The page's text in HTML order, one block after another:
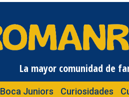
La mayor comunidad de
Boca Juniors Curiosidades